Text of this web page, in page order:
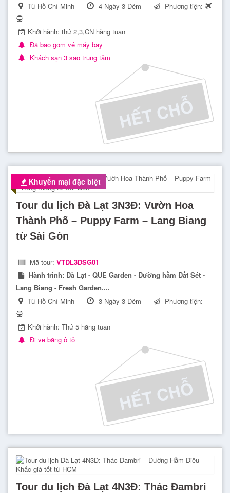
Từ Hồ Chí Minh 4 Ngày 3 Đêm Phương tiện:
Khởi hành: thứ 2,3,CN hàng tuần
Đã bao gồm vé máy bay
Khách sạn 3 sao trung tâm
Khuyến mại đặc biệt
Tour du lịch Đà Lạt 3N3Đ: Vườn Hoa
Thành Phố – Puppy Farm – Lang Biang
từ Sài Gòn
Mã tour: VTDL3DSG01
Hành trình: Đà Lạt - QUE Garden - Đường hầm Đất Sét -
Lang Biang - Fresh Garden....
Từ Hồ Chí Minh
3 Ngày 3 Đêm Phương tiện:
Khởi hành: Thứ 5 hằng tuần
Đi về bằng ô tô
Tour du lịch Đà Lạt 4N3Đ: Thác Đambri